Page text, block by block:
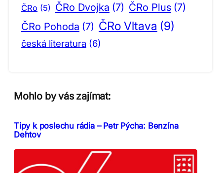
ČRo (5) ČRo Dvojka (7) ČRo Plus (7)
ČRo Pohoda (7) ČRo Vltava (9)
česká literatura (6)
Mohlo by vás zajímat:
Tipy k poslechu rádia – Petr Pýcha: Benzína
Dehtov